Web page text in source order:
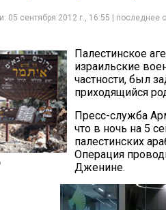
05 сентября 2012 г., 16:55 | последнее
Палестинское
израильские
частности, был
приходящийся
Пресс-служба
что в ночь на 5
палестинских
Операция
Дженине.